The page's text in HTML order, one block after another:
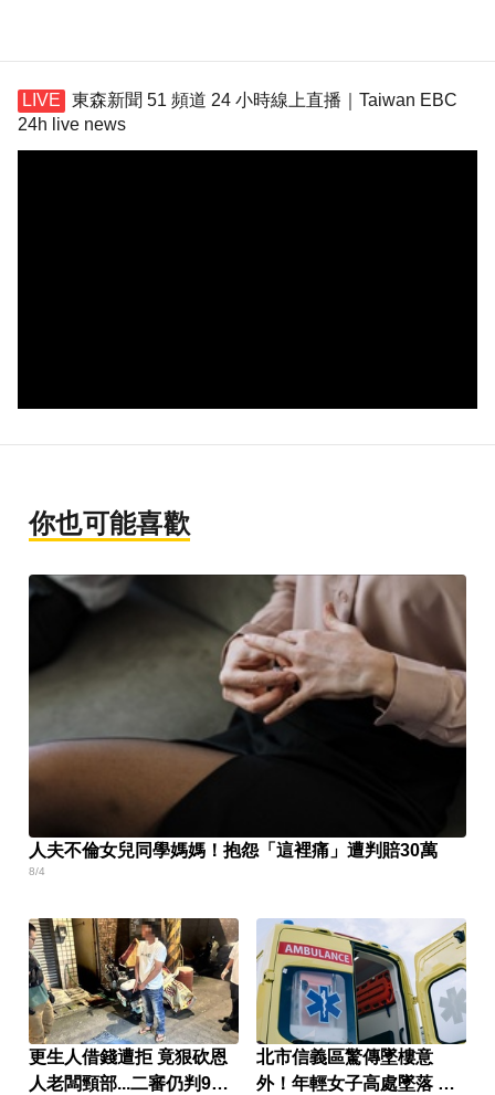
東森新聞 51 頻道 24 小時線上直播｜Taiwan EBC
24h live news
你也可能喜歡
人夫不倫女兒同學媽媽！抱怨「這裡痛」遭判賠30萬
8/4
更生人借錢遭拒 竟狠砍恩
人老闆頸部...二審仍判9年
北市信義區驚傳墜樓意
外！年輕女子高處墜落 當